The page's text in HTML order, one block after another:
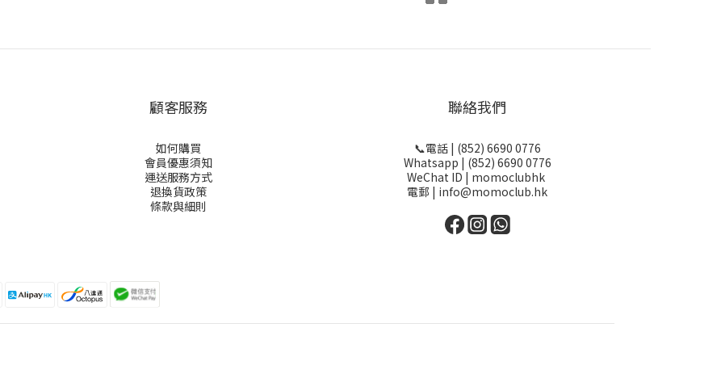
顧客服務
如何購買
會員優惠須知
運送服務方式
退換貨政策
條款與細則
聯絡我們
📞電話 | (852) 6690 0776
Whatsapp | (852) 6690 0776
WeChat ID | momoclubhk
電郵 | info@momoclub.hk